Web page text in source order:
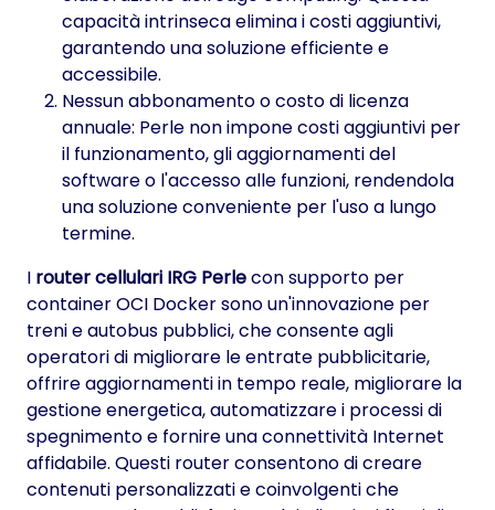
capacità intrinseca elimina i costi aggiuntivi,
garantendo una soluzione efficiente e
accessibile.
Nessun abbonamento o costo di licenza
annuale: Perle non impone costi aggiuntivi per
il funzionamento, gli aggiornamenti del
software o l'accesso alle funzioni, rendendola
una soluzione conveniente per l'uso a lungo
termine.
I router cellulari IRG Perlecon supporto per
container OCI Docker sono un'innovazione per
treni e autobus pubblici, che consente agli
operatori di migliorare le entrate pubblicitarie,
offrire aggiornamenti in tempo reale, migliorare la
gestione energetica, automatizzare i processi di
spegnimento e fornire una connettività Internet
affidabile. Questi router consentono di creare
contenuti personalizzati e coinvolgenti che